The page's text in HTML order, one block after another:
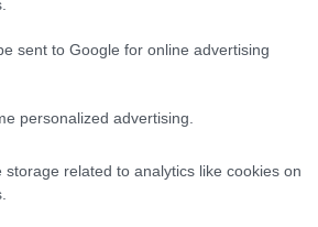
sent to Google for online advertising
personalized advertising.
related to analytics like cookies on
nézzétek meg a